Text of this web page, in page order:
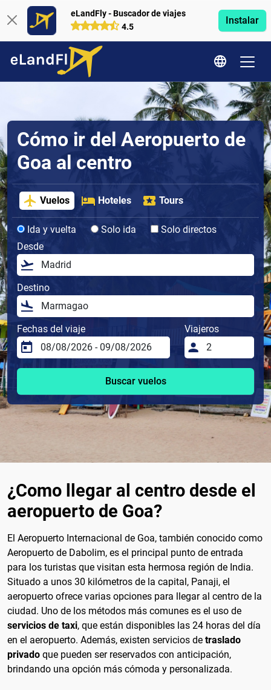
eLandFly - Buscador de viajes
4.5
Instalar
Cómo ir del Aeropuerto de
Goa al centro
Vuelos Hoteles Tours
Ida y vuelta Solo ida
Solo directos
Desde
Destino
Fechas del viaje Viajeros
Buscar vuelos
¿Como llegar al centro desde el
aeropuerto de Goa?
El Aeropuerto Internacional de Goa, también conocido como
Aeropuerto de Dabolim, es el principal punto de entrada
para los turistas que visitan esta hermosa región de India.
Situado a unos 30 kilómetros de la capital, Panaji, el
aeropuerto ofrece varias opciones para llegar al centro de la
ciudad. Uno de los métodos más comunes es el uso de
servicios de taxi, que están disponibles las 24 horas del día
en el aeropuerto. Además, existen servicios de traslado
privado que pueden ser reservados con anticipación,
brindando una opción más cómoda y personalizada.